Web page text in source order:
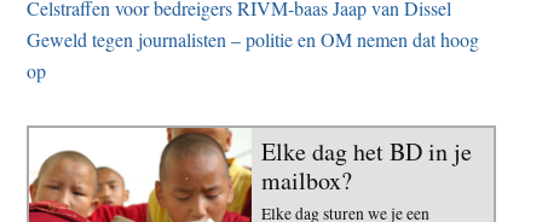
Celstraffen voor bedreigers RIVM-baas Jaap van Dissel
Geweld tegen journalisten – politie en OM nemen dat hoog
op
Elke dag het BD in je
mailbox?
Elke dag sturen we je een